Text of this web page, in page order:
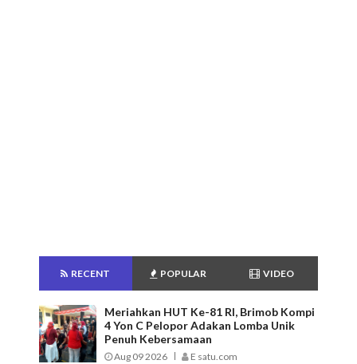
RECENT POPULAR VIDEO
Meriahkan HUT Ke-81 RI, Brimob Kompi
4 Yon C Pelopor Adakan Lomba Unik
Penuh Kebersamaan
Aug 09 2026 E satu.com